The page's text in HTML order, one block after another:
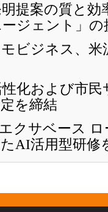
提案の質と効
ジェント」の
ビジネス、米
化および市
を締結
クサベース
AI活用型研修